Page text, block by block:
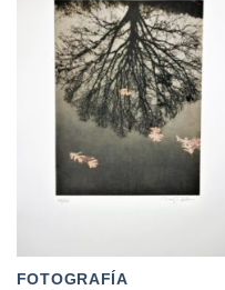
FOTOGRAFÍA